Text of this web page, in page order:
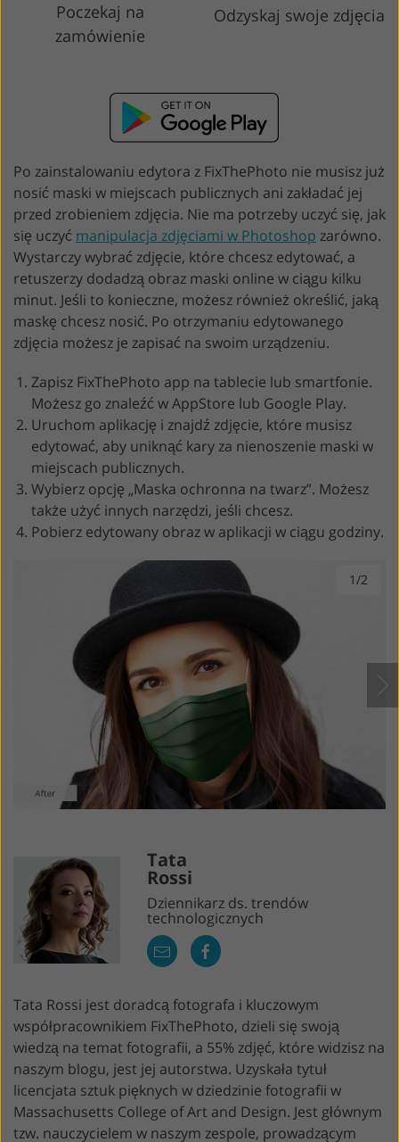
Poczekaj na
zamówienie
Odzyskaj swoje zdjęcia
Po zainstalowaniu edytora z FixThePhoto nie musisz już
nosić maski w miejscach publicznych ani zakładać jej
przed zrobieniem zdjęcia. Nie ma potrzeby uczyć się, jak
się uczyć manipulacja zdjęciami w Photoshop zarówno.
Wystarczy wybrać zdjęcie, które chcesz edytować, a
retuszerzy dodadzą obraz maski online w ciągu kilku
minut. Jeśli to konieczne, możesz również określić, jaką
maskę chcesz nosić. Po otrzymaniu edytowanego
zdjęcia możesz je zapisać na swoim urządzeniu.
Zapisz FixThePhoto app na tablecie lub smartfonie.
Możesz go znaleźć w AppStore lub Google Play.
Uruchom aplikację i znajdź zdjęcie, które musisz
edytować, aby uniknąć kary za nienoszenie maski w
miejscach publicznych.
Wybierz opcję „Maska ochronna na twarz”. Możesz
także użyć innych narzędzi, jeśli chcesz.
Pobierz edytowany obraz w aplikacji w ciągu godziny.
1/2
Tata
Rossi
Dziennikarz ds. trendów
technologicznych
Tata Rossi jest doradcą fotografa i kluczowym
współpracownikiem FixThePhoto, dzieli się swoją
wiedzą na temat fotografii, a 55% zdjęć, które widzisz na
naszym blogu, jest jej autorstwa. Uzyskała tytuł
licencjata sztuk pięknych w dziedzinie fotografii w
Massachusetts College of Art and Design. Jest głównym
tzw. nauczycielem w naszym zespole, prowadzącym